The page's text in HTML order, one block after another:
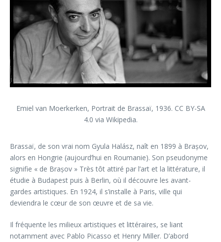
Emiel van Moerkerken, Portrait de Brassaï, 1936. CC BY-SA
4.0 via Wikipedia.
Brassaï, de son vrai nom Gyula Halász, naît en 1899 à Brașov,
alors en Hongrie (aujourd’hui en Roumanie). Son pseudonyme
signifie « de Brașov » Très tôt attiré par l’art et la littérature, il
étudie à Budapest puis à Berlin, où il découvre les avant-
gardes artistiques. En 1924, il s’installe à Paris, ville qui
deviendra le cœur de son œuvre et de sa vie.
Il fréquente les milieux artistiques et littéraires, se liant
notamment avec Pablo Picasso et Henry Miller. D’abord